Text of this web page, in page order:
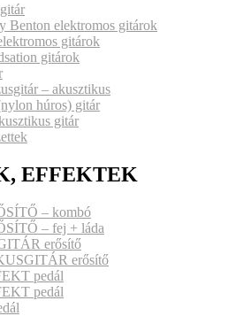
Benton elektromos gitárok
gitárok
gitárok
– akusztikus
húros) gitár
gitár
EFFEKTEK
– kombó
– fej + láda
erősítő
erősítő
pedál
pedál